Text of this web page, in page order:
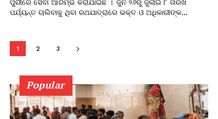
ପୁରୀରେ ସେବା ଆରମ୍ଭ କରାଯାଇଛି । ଜୁନ ୨୬ରୁ ଜୁଲାଇ ୮ ତାରିଖ
ପର୍ଯ୍ୟନ୍ତ ଚାଲିବାକୁ ଥିବା ରଥଯାତ୍ରାରେ ଭକ୍ତ ଓ ଅଧିକାରୀଙ୍କ...
1 2 3
Popular